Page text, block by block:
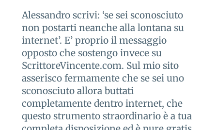
Alessandro scrivi: ‘se sei sconosciuto
non postarti neanche alla lontana su
internet’. E’ proprio il messaggio
opposto che sostengo invece su
ScrittoreVincente.com. Sul mio sito
asserisco fermamente che se sei uno
sconosciuto allora buttati
completamente dentro internet, che
questo strumento straordinario è a tua